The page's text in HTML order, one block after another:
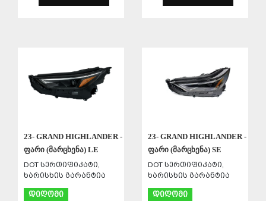
23- GRAND HIGHLANDER -
ფარი (მარცხენა) LE
DOT სერთიფიკატი,
ხარისხის გარანტია
დიღომი
23- GRAND HIGHLANDER -
ფარი (მარცხენა) SE
DOT სერთიფიკატი,
ხარისხის გარანტია
დიღომი